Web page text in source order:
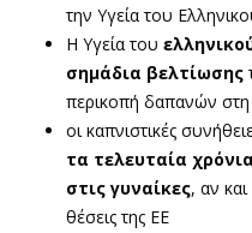
την Υγεία του
Η Υγεία του
σημάδια βελτίωσης
περικοπή δαπανών στη
οι καπνιστικές
τα τελευταία
στις γυναίκες, αν
θέσεις της ΕΕ